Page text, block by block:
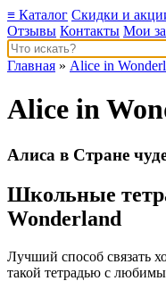
≡ Каталог Скидки и
Отзывы Контакты Мои
Главная » Alice in
Alice in
Алиса в Стране
Школьные
Wonderland
Лучший способ связать
такой тетрадью c